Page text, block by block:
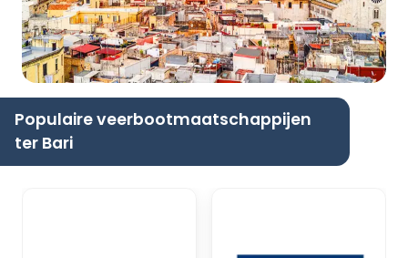
Populaire veerbootmaatschappijen
ter Bari